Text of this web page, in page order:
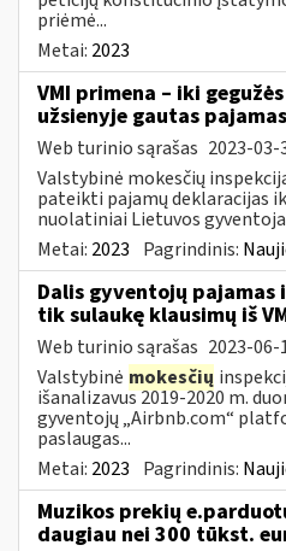
priėmė...
Metai: 2023
VMI primena – iki
užsienyje gautas pajamas
Web turinio sąrašas 2023-03-
Valstybinė mokesčių
pateikti pajamų deklaracijas
nuolatiniai Lietuvos
Metai: 2023 Pagrindinis:
Dalis gyventojų pajamas
tik sulaukę klausimų iš
Web turinio sąrašas 2023-06-
Valstybinė mokesčių
išanalizavus 2019-2020 m.
gyventojų „Airbnb.com“
paslaugas...
Metai: 2023 Pagrindinis:
Muzikos prekių
daugiau nei 300 tūkst.